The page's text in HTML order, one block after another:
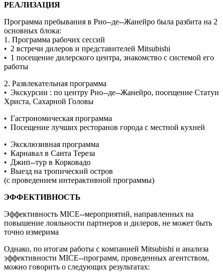
РЕАЛИЗАЦИЯ
Программа пребывания в Рио-­‐де-­‐Жанейро была разбита на 2
основных блока:
1. Программа рабочих сессий
• 2 встречи дилеров и представителей Mitsubishi
• 1 посещение дилерского центра, знакомство с системой его
работы
2. Развлекательная программа
• Экскурсии : по центру Рио-­‐де-­‐Жанейро, посещение Статуи
Христа, Сахарной Головы
• Гастрономическая программа
• Посещение лучших ресторанов города с местной кухней
• Эксклюзивная программа
• Карнавал в Санта Тереза
• Джип-­‐тур в Корковадо
• Выезд на тропический остров
(с проведением интерактивной программы)
ЭФФЕКТИВНОСТЬ
Эффективность MICE-­‐мероприятий, направленных на
повышение лояльности партнеров и дилеров, не может быть
точно измерима
Однако, по итогам работы с компанией Mitsubishi и анализа
эффективности MICE-­‐программ, проведенных агентством,
можно говорить о следующих результатах: